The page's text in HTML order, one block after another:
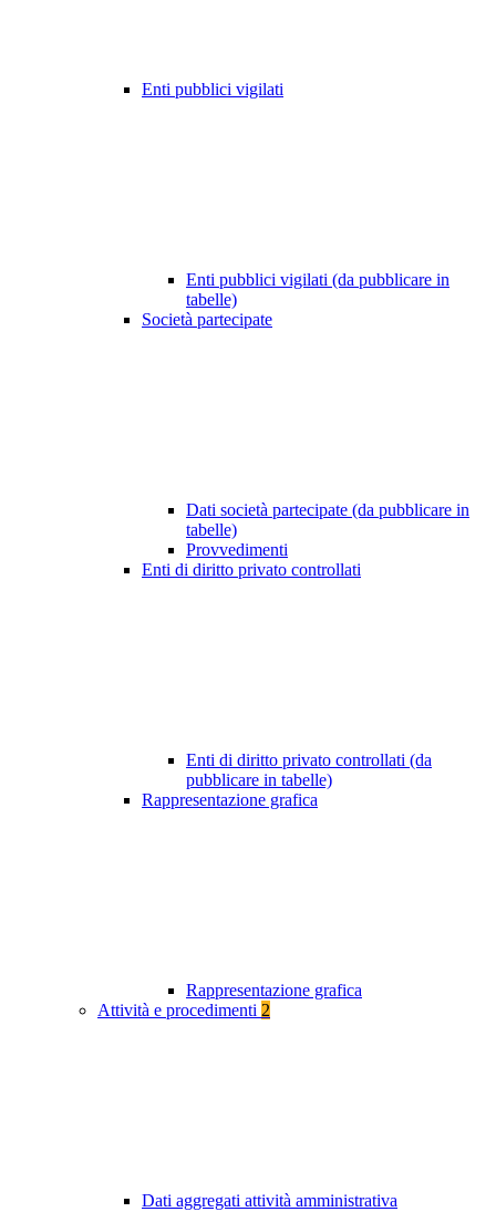
Enti pubblici vigilati
Enti pubblici vigilati (da pubblicare in
tabelle)
Società partecipate
Dati società partecipate (da pubblicare in
tabelle)
Provvedimenti
Enti di diritto privato controllati
Enti di diritto privato controllati (da
pubblicare in tabelle)
Rappresentazione grafica
Rappresentazione grafica
Attività e procedimenti 2
Dati aggregati attività amministrativa